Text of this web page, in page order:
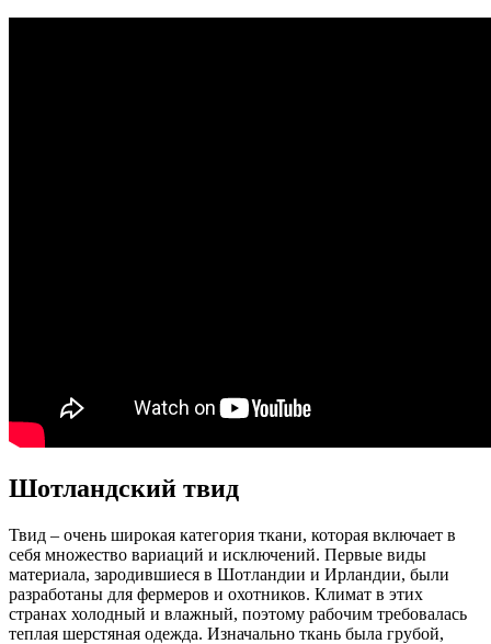
Шотландский твид
Твид – очень широкая категория ткани, которая включает в
себя множество вариаций и исключений. Первые виды
материала, зародившиеся в Шотландии и Ирландии, были
разработаны для фермеров и охотников. Климат в этих
странах холодный и влажный, поэтому рабочим требовалась
теплая шерстяная одежда. Изначально ткань была грубой,